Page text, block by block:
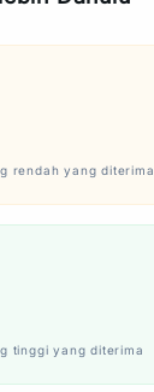
rendah yang diterima
tinggi yang diterima